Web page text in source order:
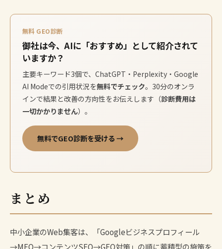
無料 GEO診断
御社は今、AIに「おすすめ」として紹介されて
いますか？
主要キーワード3個で、ChatGPT・Perplexity・Google
AI Modeでの引用状況を無料でチェック。30分のオンラ
インで結果と改善の方向性をお伝えします（診断費用は
一切かかりません）。
無料でGEO診断を受ける →
まとめ
中小企業のWeb集客は、「Googleビジネスプロフィール
→MEO→コンテンツSEO→GEO対策」の順に蓄積型の施策を